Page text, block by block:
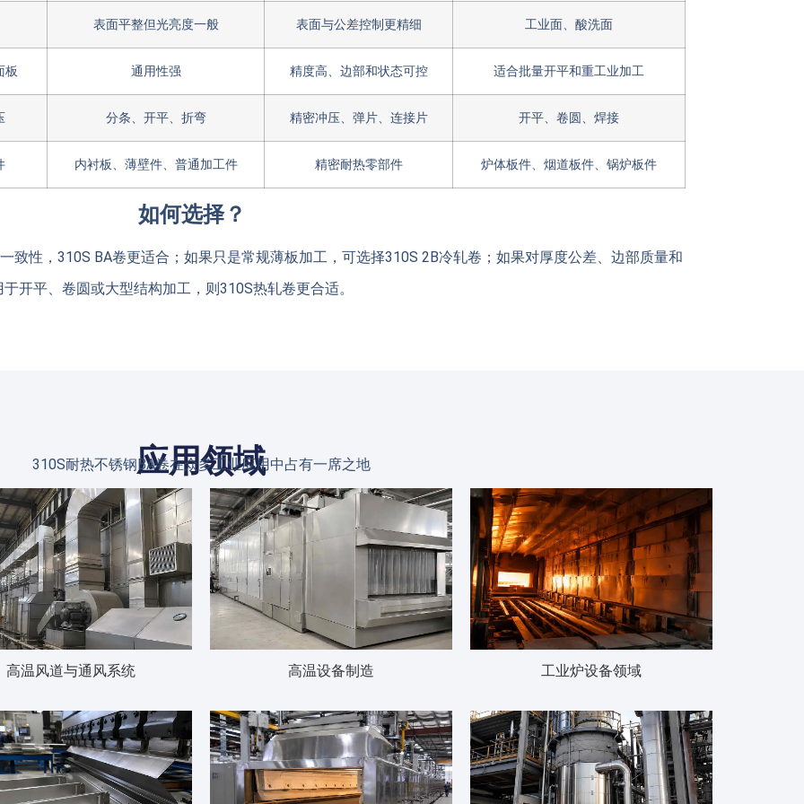
表面平整但光亮度一般 表面与公差控制更精细 工业面、酸洗面
板 通用性强 精度高、边部和状态可控 适合批量开平和重工业加工
分条、开平、折弯 精密冲压、弹片、连接片 开平、卷圆、焊接
内衬板、薄壁件、普通加工件 精密耐热零部件 炉体板件、烟道板件、锅炉板件
如何选择？
致性，310S BA卷更适合；如果只是常规薄板加工，可选择310S 2B冷轧卷；如果对厚度公差、边部质量和
开平、卷圆或大型结构加工，则310S热轧卷更合适。
应用领域
310S耐热不锈钢BA卷在众多工业应用中占有一席之地
高温风道与通风系统 高温设备制造 工业炉设备领域